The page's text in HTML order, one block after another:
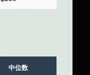
中位数